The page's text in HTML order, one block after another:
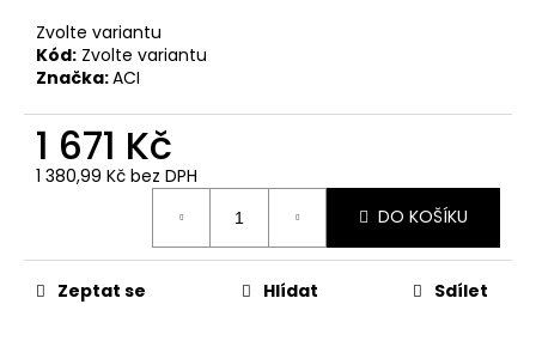
Zvolte variantu
Kód: Zvolte variantu
Značka:ACI
1 671 Kč
1 380,99 Kč bez DPH
DO KOŠÍKU
Zeptat se Hlídat Sdílet
PITBIKE
PŘEDNÍ
TLUMIČE,
VIDLICE
795MM
WPB
Kč